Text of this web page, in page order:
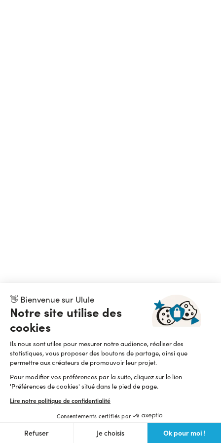
👋 Bienvenue sur Ulule
Notre site utilise des
cookies
Ils nous sont utiles pour mesurer notre audience, réaliser des
statistiques, vous proposer des boutons de partage, ainsi que
permettre aux créateurs de promouvoir leur projet.
Pour modifier vos préférences par la suite, cliquez sur le lien
'Préférences de cookies' situé dans le pied de page.
Lire notre politique de confidentialité
Consentements certifiés par
Refuser Je choisis Ok pour moi !